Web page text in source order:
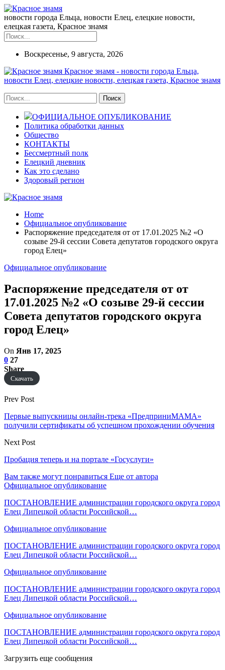
новости города Ельца, новости Елец, елецкие новости,
елецкая газета, Красное знамя
Воскресенье, 9 августа, 2026
Красное знамя - новости города Ельца,
новости Елец, елецкие новости, елецкая газета, Красное знамя
ОФИЦИАЛЬНОЕ ОПУБЛИКОВАНИЕ
Политика обработки данных
Общество
КОНТАКТЫ
Бессмертный полк
Елецкий дневник
Как это сделано
Здоровый регион
Home
Официальное опубликование
Распоряжение председателя от от 17.01.2025 №2 «О
созыве 29-й сессии Совета депутатов городского округа
город Елец»
Официальное опубликование
Распоряжение председателя от от
17.01.2025 №2 «О созыве 29-й сессии
Совета депутатов городского округа
город Елец»
On Янв 17, 2025
0 27
Share
Скачать
Prev Post
Первые выпускницы онлайн-трека «ПредприниМАМА»
получили сертификаты об успешном прохождении обучения
Next Post
Пробация теперь и на портале «Госуслуги»
Вам также могут понравиться Еще от автора
Официальное опубликование
ПОСТАНОВЛЕНИЕ администрации городского округа город
Елец Липецкой области Российской…
Официальное опубликование
ПОСТАНОВЛЕНИЕ администрации городского округа город
Елец Липецкой области Российской…
Официальное опубликование
ПОСТАНОВЛЕНИЕ администрации городского округа город
Елец Липецкой области Российской…
Официальное опубликование
ПОСТАНОВЛЕНИЕ администрации городского округа город
Елец Липецкой области Российской…
Загрузить еще сообщения